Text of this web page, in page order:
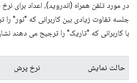
در مورد تلفن همراه (اندروید)، اعداد برای
جلسه تفاوت زیادی بین کاربرانی که "نور"
با کاربرانی که "تاریک" را ترجیح می دهند
حالت نمایش نرخ پرش